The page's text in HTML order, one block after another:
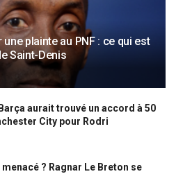
plainte au PNF : ce qui est
Saint-Denis
aurait trouvé un accord à 50
City pour Rodri
? Ragnar Le Breton se